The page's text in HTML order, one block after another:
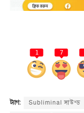
1 7
ট্যাগ: Subliminal সাউন্ড